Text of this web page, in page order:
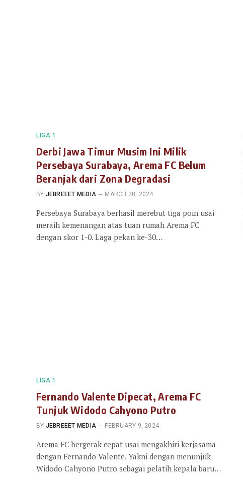
LIGA 1
Derbi Jawa Timur Musim Ini Milik
Persebaya Surabaya, Arema FC Belum
Beranjak dari Zona Degradasi
BY JEBREEET MEDIA MARCH 28, 2024
Persebaya Surabaya berhasil merebut tiga poin usai
meraih kemenangan atas tuan rumah Arema FC
dengan skor 1-0. Laga pekan ke-30…
LIGA 1
Fernando Valente Dipecat, Arema FC
Tunjuk Widodo Cahyono Putro
BY JEBREEET MEDIA FEBRUARY 9, 2024
Arema FC bergerak cepat usai mengakhiri kerjasama
dengan Fernando Valente. Yakni dengan menunjuk
Widodo Cahyono Putro sebagai pelatih kepala baru…